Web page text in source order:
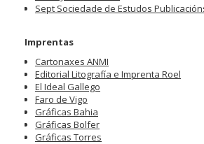
Sept Sociedade de Estudos
Imprentas
Cartonaxes ANMI
Editorial Litografía e Imprenta Roel
El Ideal Gallego
Faro de Vigo
Gráficas Bahia
Gráficas Bolfer
Gráficas Torres